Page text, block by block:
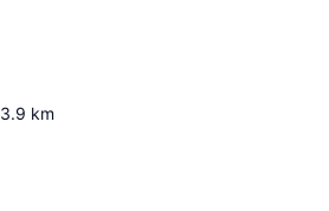
3.9 km